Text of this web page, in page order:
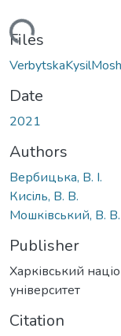
Loading...
Files
Date
2021
Authors
Вербицька, В. І.
Кисіль, В. В.
Мошківський, В. В.
Publisher
Харківський
університет
Citation